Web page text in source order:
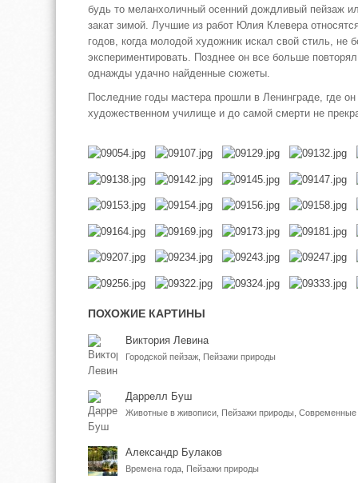
будь то меланхоличный осенний дождливый пейзаж
закат зимой. Лучшие из работ Юлия Клевера
годов, когда молодой художник искал свой стиль, не
экспериментировать. Позднее он все больше
однажды удачно найденные сюжеты.
Последние годы мастера прошли в Ленинграде, где
художественном училище и до самой смерти не
ПОХОЖИЕ КАРТИНЫ
Виктория Левина
Городской пейзаж, Пейзажи природы
Даррелл Буш
Животные в живописи, Пейзажи природы, Современные
Александр Булаков
Времена года, Пейзажи природы